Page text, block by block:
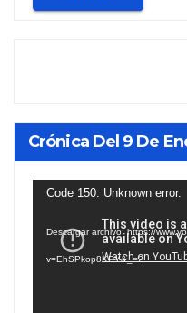
Crónica Del 9 De
Reproductor
vídeo
Code 150: Unknown error.
Descargar archivo: https://
v=EhSPkop8KPY&_=2